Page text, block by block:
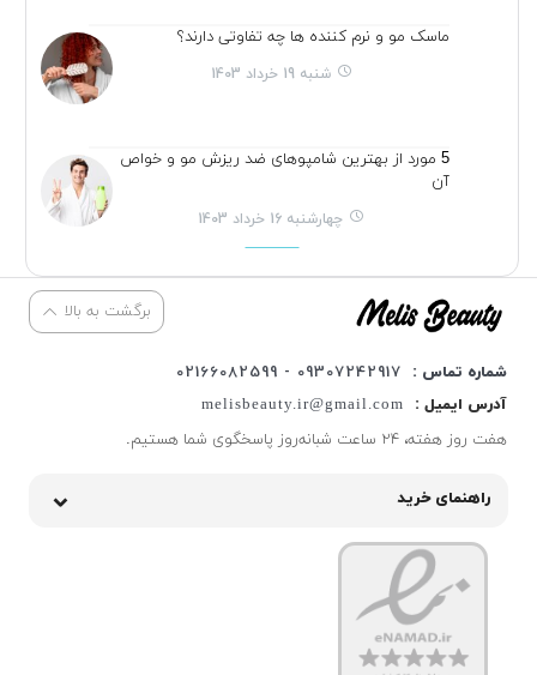
ماسک مو و نرم کننده ها چه تفاوتی دارند؟
شنبه 19 خرداد 1403
5 مورد از بهترین شامپوهای ضد ریزش مو و خواص
آن
چهارشنبه 16 خرداد 1403
برگشت به بالا
شماره تماس :
09307242917 - 02166082599
آدرس ایمیل :
melisbeauty.ir@gmail.com
هفت روز هفته، ۲۴ ساعت شبانه‌روز پاسخگوی شما هستیم.
راهنمای خرید